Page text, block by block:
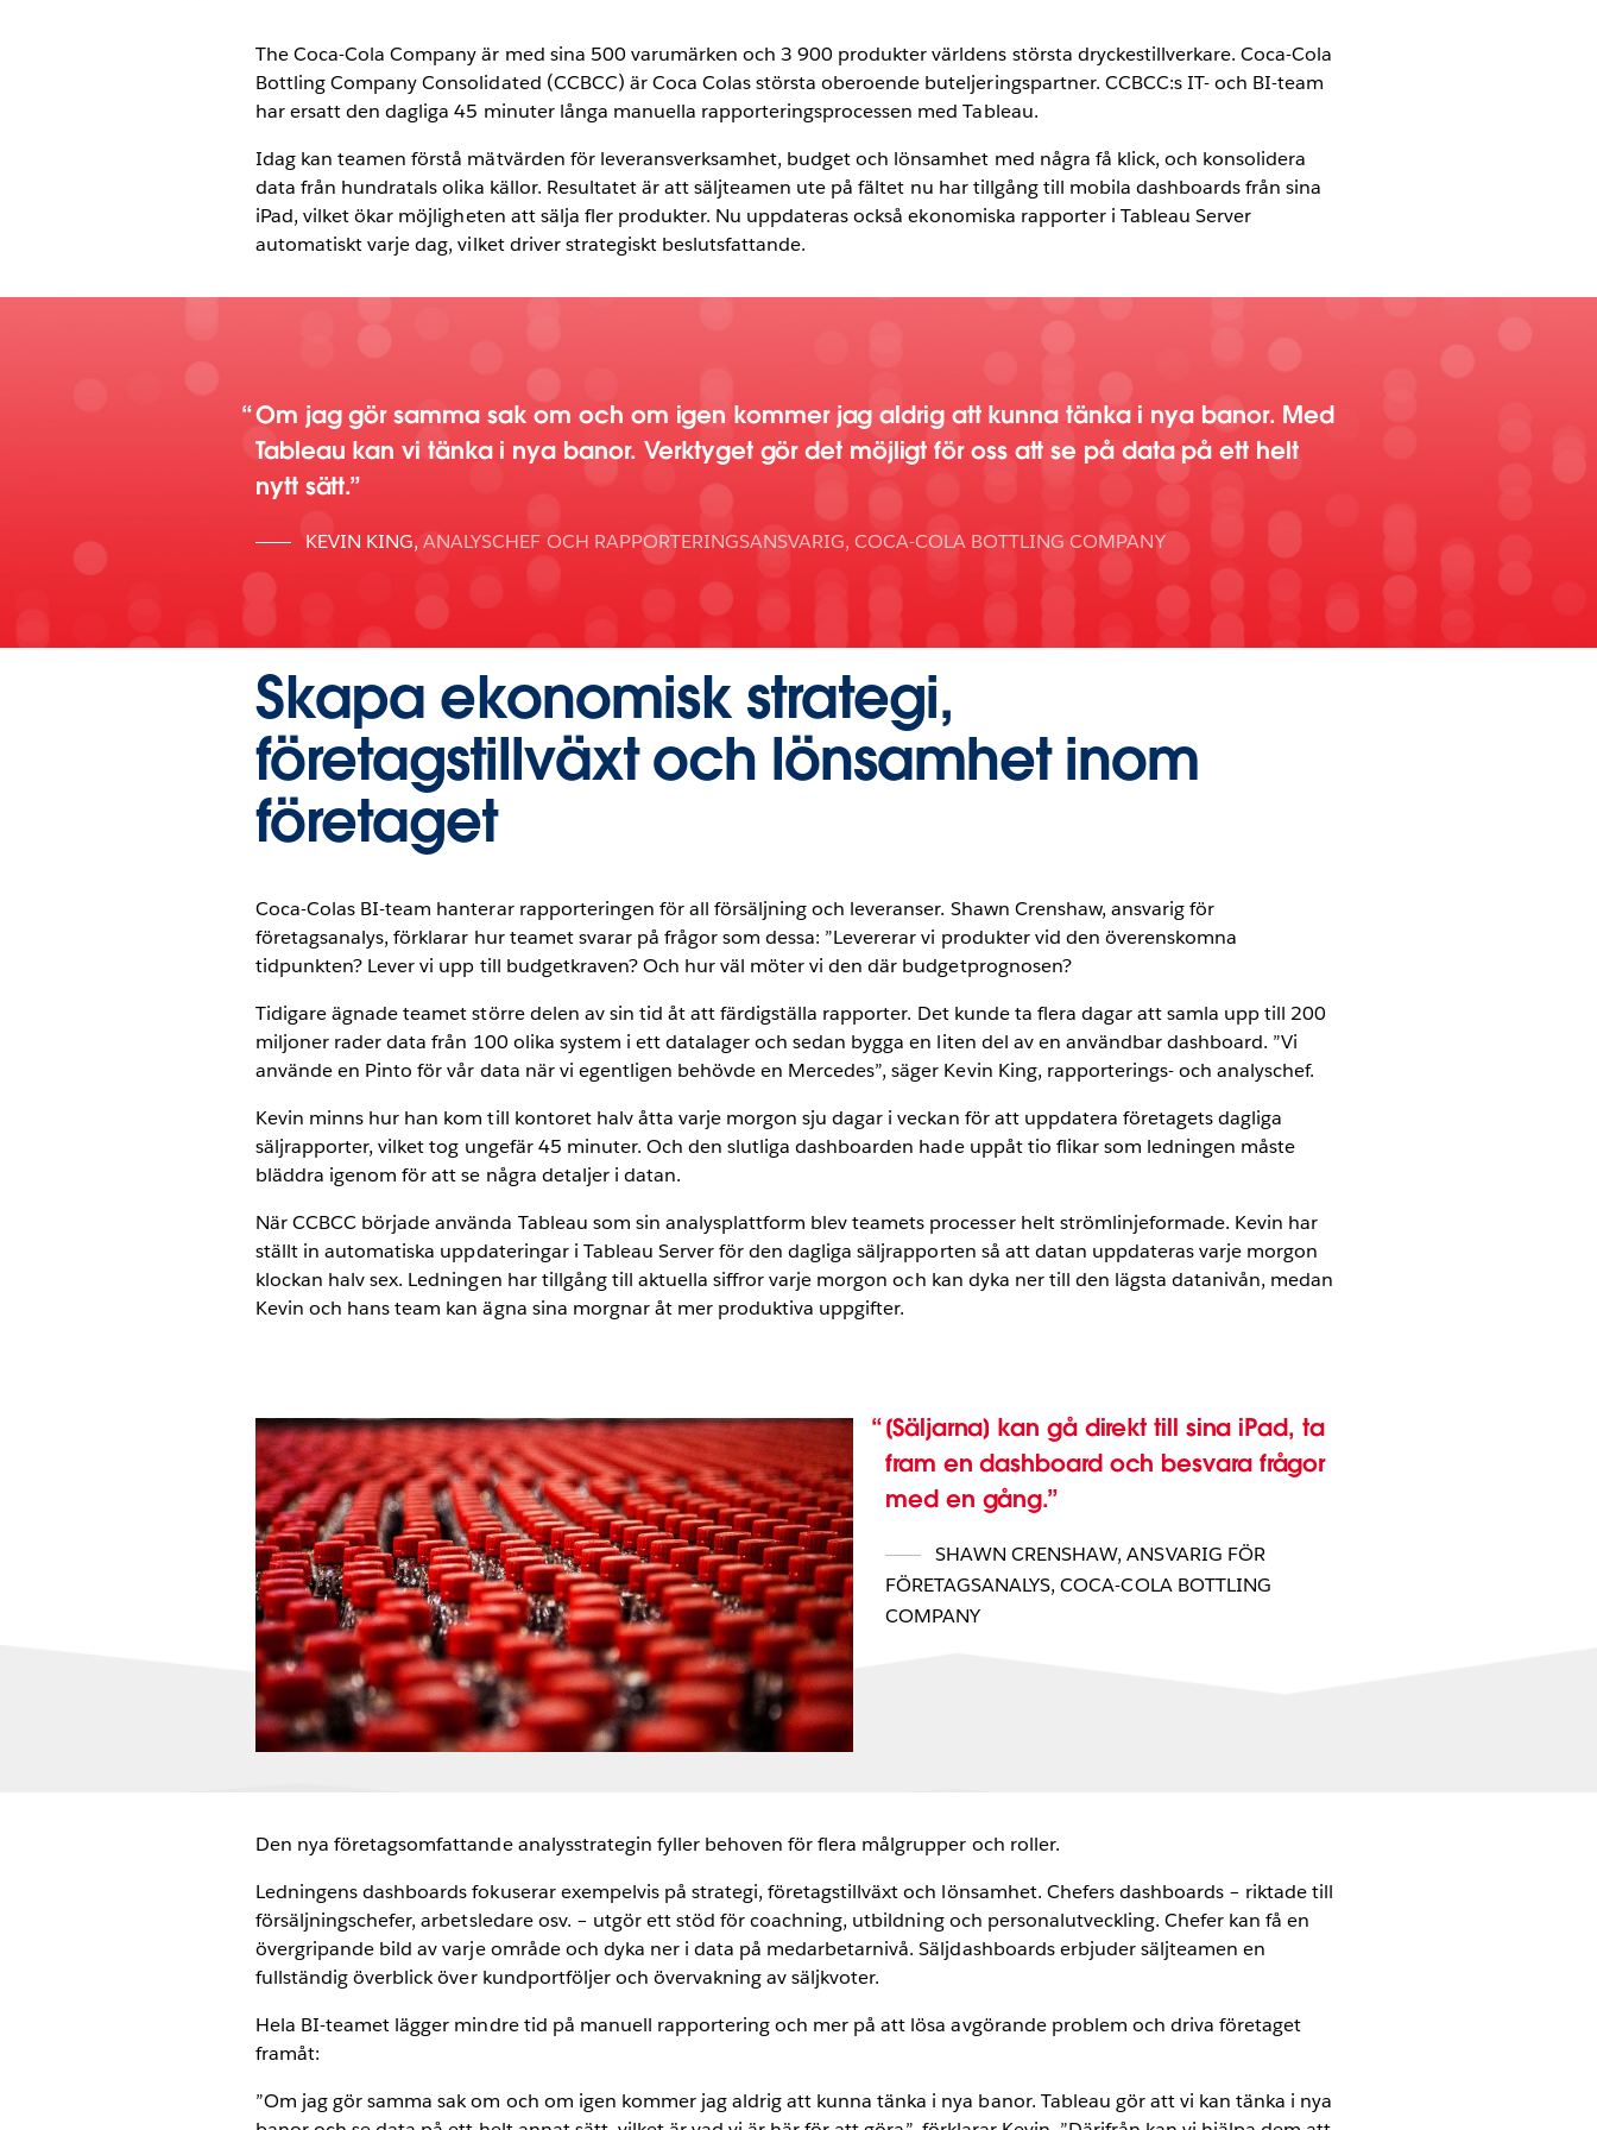
slutresultaten med hjälp
av Tableau Mobile-
dashboards
The Coca-Cola Company är med sina 500 varumärken och 3 900 produkter världens största dryckestillverkare. Coca-Cola
Bottling Company Consolidated (CCBCC) är Coca Colas största oberoende buteljeringspartner. CCBCC:s IT- och BI-team
har ersatt den dagliga 45 minuter långa manuella rapporteringsprocessen med Tableau.
Idag kan teamen förstå mätvärden för leveransverksamhet, budget och lönsamhet med några få klick, och konsolidera
data från hundratals olika källor. Resultatet är att säljteamen ute på fältet nu har tillgång till mobila dashboards från sina
iPad, vilket ökar möjligheten att sälja fler produkter. Nu uppdateras också ekonomiska rapporter i Tableau Server
automatiskt varje dag, vilket driver strategiskt beslutsfattande.
Om jag gör samma sak om och om igen kommer jag aldrig att kunna tänka i nya banor. Med
Tableau kan vi tänka i nya banor. Verktyget gör det möjligt för oss att se på data på ett helt
nytt sätt.
KEVIN KING, ANALYSCHEF OCH RAPPORTERINGSANSVARIG, COCA-COLA BOTTLING COMPANY
Skapa ekonomisk strategi,
företagstillväxt och lönsamhet inom
företaget
Coca-Colas BI-team hanterar rapporteringen för all försäljning och leveranser. Shawn Crenshaw, ansvarig för
företagsanalys, förklarar hur teamet svarar på frågor som dessa: ”Levererar vi produkter vid den överenskomna
tidpunkten? Lever vi upp till budgetkraven? Och hur väl möter vi den där budgetprognosen?
Tidigare ägnade teamet större delen av sin tid åt att färdigställa rapporter. Det kunde ta flera dagar att samla upp till 200
miljoner rader data från 100 olika system i ett datalager och sedan bygga en liten del av en användbar dashboard. ”Vi
använde en Pinto för vår data när vi egentligen behövde en Mercedes”, säger Kevin King, rapporterings- och analyschef.
Kevin minns hur han kom till kontoret halv åtta varje morgon sju dagar i veckan för att uppdatera företagets dagliga
säljrapporter, vilket tog ungefär 45 minuter. Och den slutliga dashboarden hade uppåt tio flikar som ledningen måste
bläddra igenom för att se några detaljer i datan.
När CCBCC började använda Tableau som sin analysplattform blev teamets processer helt strömlinjeformade. Kevin har
ställt in automatiska uppdateringar i Tableau Server för den dagliga säljrapporten så att datan uppdateras varje morgon
klockan halv sex. Ledningen har tillgång till aktuella siffror varje morgon och kan dyka ner till den lägsta datanivån, medan
Kevin och hans team kan ägna sina morgnar åt mer produktiva uppgifter.
[Säljarna] kan gå direkt till sina iPad, ta
fram en dashboard och besvara frågor
med en gång.
SHAWN CRENSHAW, ANSVARIG FÖR
FÖRETAGSANALYS, COCA-COLA BOTTLING
COMPANY
Den nya företagsomfattande analysstrategin fyller behoven för flera målgrupper och roller.
Ledningens dashboards fokuserar exempelvis på strategi, företagstillväxt och lönsamhet. Chefers dashboards – riktade till
försäljningschefer, arbetsledare osv. – utgör ett stöd för coachning, utbildning och personalutveckling. Chefer kan få en
övergripande bild av varje område och dyka ner i data på medarbetarnivå. Säljdashboards erbjuder säljteamen en
fullständig överblick över kundportföljer och övervakning av säljkvoter.
Hela BI-teamet lägger mindre tid på manuell rapportering och mer på att lösa avgörande problem och driva företaget
framåt:
”Om jag gör samma sak om och om igen kommer jag aldrig att kunna tänka i nya banor. Tableau gör att vi kan tänka i nya